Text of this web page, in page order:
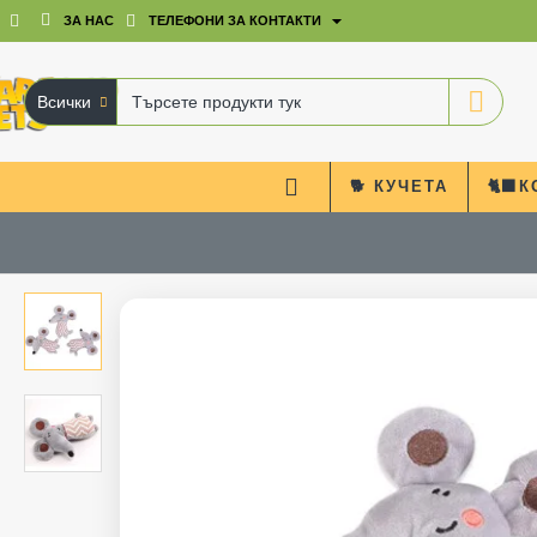
ЗА НАС ТЕЛЕФОНИ ЗА КОНТАКТИ
Всички
Търсете
продукти
тук
🐕 КУЧЕТА